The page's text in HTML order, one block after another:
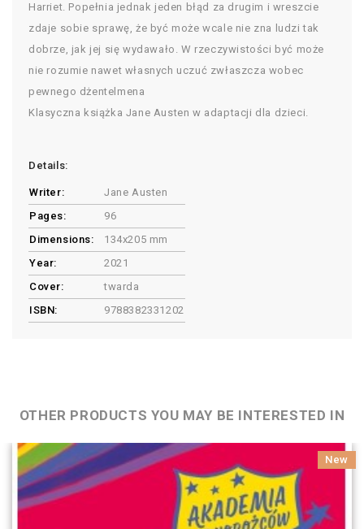
Harriet. Popełnia jednak jeden błąd za drugim i wreszcie
zdaje sobie sprawę, że być może wcale nie zna ludzi tak
dobrze, jak jej się wydawało. W rzeczywistości być może
nie rozumie nawet własnych uczuć zwłaszcza wobec
pewnego dżentelmena
Klasyczna książka Jane Austen w adaptacji dla dzieci.
Details:
Writer:
Jane Austen
Pages:
96
Dimensions:
134x205 mm
Year:
2021
Cover:
twarda
ISBN:
9788382331202
OTHER PRODUCTS YOU MAY BE INTERESTED IN
New